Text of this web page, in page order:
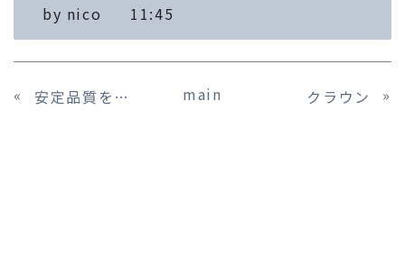
by nico 11:45
« 安定品質を守る取り組み main クラウン »